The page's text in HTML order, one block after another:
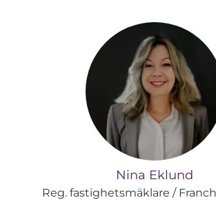
Nina Eklund
Reg. fastighetsmäklare /